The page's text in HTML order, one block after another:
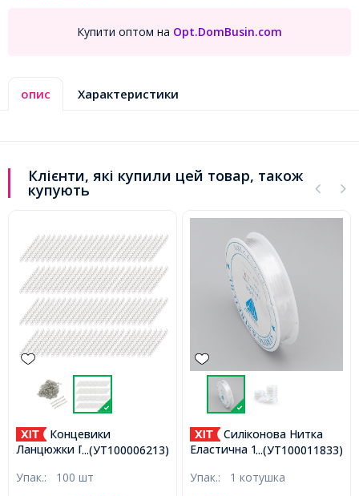
Купити оптом на Opt.DomBusin.com
опис Характеристики
Клієнти, які купили цей товар, також
купують
...(УТ100006213)
Концевики
Ланцюжки Подовжувальні
55х3.5мм, Ланка
Упак.: 100 шт
...(УТ100011833)
Силіконова Нитка
Еластична 1мм/4м, Гумка,
Упак.: 1 котушка